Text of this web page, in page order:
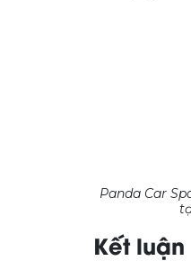
Panda Car
Kết luận